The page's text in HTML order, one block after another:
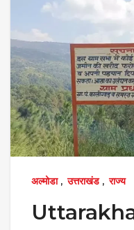
अल्मोडा, उत्तराखंड, राज्य